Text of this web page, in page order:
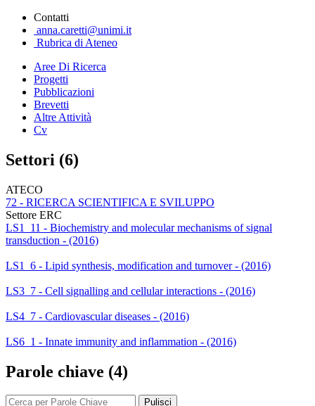
Contatti
anna.caretti@unimi.it
Rubrica di Ateneo
Aree Di Ricerca
Progetti
Pubblicazioni
Brevetti
Altre Attività
Cv
Settori (6)
ATECO
72 - RICERCA SCIENTIFICA E SVILUPPO
Settore ERC
LS1_11 - Biochemistry and molecular mechanisms of signal
transduction - (2016)
LS1_6 - Lipid synthesis, modification and turnover - (2016)
LS3_7 - Cell signalling and cellular interactions - (2016)
LS4_7 - Cardiovascular diseases - (2016)
LS6_1 - Innate immunity and inflammation - (2016)
Parole chiave (4)
Pulisci